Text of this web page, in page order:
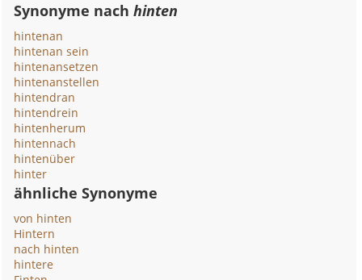
Synonyme nachhinten
hintenan
hintenan sein
hintenansetzen
hintenanstellen
hintendran
hintendrein
hintenherum
hintennach
hintenüber
hinter
ähnliche Synonyme
von hinten
Hintern
nach hinten
hintere